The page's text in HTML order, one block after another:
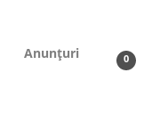
Anunțuri 0